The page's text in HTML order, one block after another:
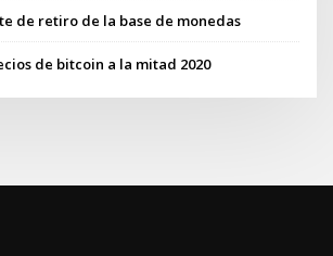
de retiro de la base de monedas
de bitcoin a la mitad 2020